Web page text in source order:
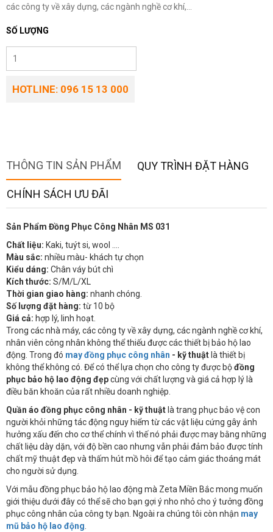
các công ty về xây dựng, các ngành nghề cơ khí,...
SỐ LƯỢNG
HOTLINE: 096 15 13 000
THÔNG TIN SẢN PHẨM QUY TRÌNH ĐẶT HÀNG
CHÍNH SÁCH ƯU ĐÃI
Sản Phẩm Đồng Phục Công Nhân MS 031
Chất liệu: Kaki, tuýt si, wool ….
Màu sắc: nhiều màu- khách tự chọn
Kiểu dáng: Chân váy bút chì
Kích thước: S/M/L/XL
Thời gian giao hàng: nhanh chóng.
Số lượng đặt hàng: từ 10 bộ
Giá cả: hợp lý, linh hoạt.
Trong các nhà máy, các công ty về xây dựng, các ngành nghề cơ khí,
nhân viên công nhân không thể thiếu được các thiết bị bảo hộ lao
động. Trong đó may đồng phục công nhân - kỹ thuật là thiết bị
không thể không có. Để có thể lựa chọn cho công ty được bộđồng
phục bảo hộ lao động đẹpcùng với chất lượng và giá cả hợp lý là
điều băn khoăn của rất nhiều doanh nghiệp.
Quần áo đồng phục công nhân - kỹ thuật là trang phục bảo vệ con
người khỏi những tác động nguy hiểm từ các vật liệu cứng gây ảnh
hưởng xấu đến cho cơ thể chính vì thế nó phải được may bằng những
chất liệu dày dặn, với độ bền cao nhưng vẫn phải đảm bảo được tính
chất mỹ thuật đẹp và thấm hút mồ hôi để tạo cảm giác thoáng mát
cho người sử dụng.
Với mẫu đồng phục bảo hộ lao động mà Zeta Miền Bắc mong muốn
giới thiệu dưới đây có thể sẽ cho bạn gợi ý nho nhỏ cho ý tưởng đồng
phục công nhân của công ty bạn. Ngoài ra chúng tôi còn nhận may
mũ bảo hộ lao động.